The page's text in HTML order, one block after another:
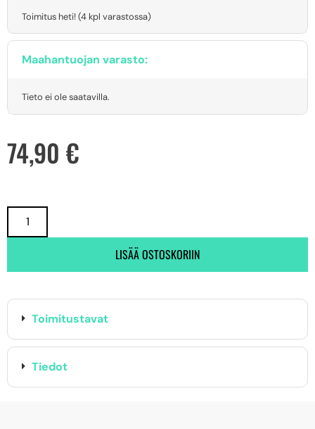
Toimitus heti! (4 kpl varastossa)
Maahantuojan varasto:
Tieto ei ole saatavilla.
74,90 €
LISÄÄ OSTOSKORIIN
Toimitustavat
Tiedot